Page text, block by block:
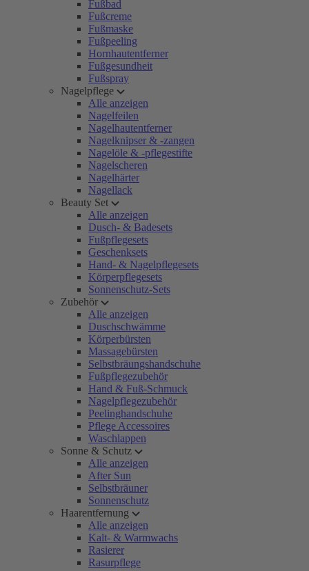
Fußbad
Fußcreme
Fußmaske
Fußpeeling
Hornhautentferner
Fußgesundheit
Fußspray
Nagelpflege
Alle anzeigen
Nagelfeilen
Nagelhautentferner
Nagelknipser & -zangen
Nagelöle & -pflegestifte
Nagelscheren
Nagelhärter
Nagellack
Beauty Set
Alle anzeigen
Dusch- & Badesets
Fußpflegesets
Geschenksets
Hand- & Nagelpflegesets
Körperpflegesets
Sonnenschutz-Sets
Zubehör
Alle anzeigen
Duschschwämme
Körperbürsten
Massagebürsten
Selbstbräungshandschuhe
Fußpflegezubehör
Hand & Fuß-Schmuck
Nagelpflegezubehör
Peelinghandschuhe
Pflege Accessoires
Waschlappen
Sonne & Schutz
Alle anzeigen
After Sun
Selbstbräuner
Sonnenschutz
Haarentfernung
Alle anzeigen
Kalt- & Warmwachs
Rasierer
Rasurpflege